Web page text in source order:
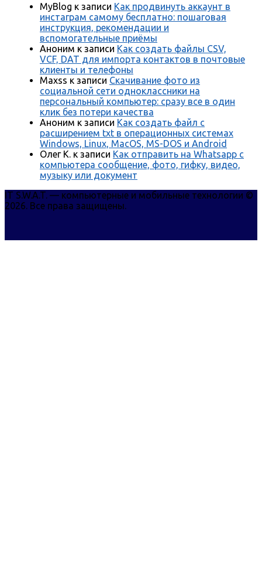
MyBlog к записи Как продвинуть аккаунт в
инстаграм самому бесплатно: пошаговая
инструкция, рекомендации и
вспомогательные приёмы
Аноним к записи Как создать файлы CSV,
VCF, DAT для импорта контактов в почтовые
клиенты и телефоны
Maxss к записи Скачивание фото из
социальной сети одноклассники на
персональный компьютер: сразу все в один
клик без потери качества
Аноним к записи Как создать файл с
расширением txt в операционных системах
Windows, Linux, MacOS, MS-DOS и Android
Олег К. к записи Как отправить на Whatsapp с
компьютера сообщение, фото, гифку, видео,
музыку или документ
IT S.W.A.T. — компьютерные и мобильные технологии ©
2026. Все права защищены.